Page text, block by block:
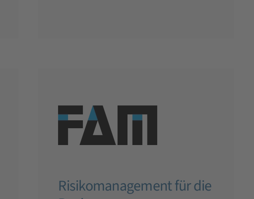
Risikomanagement für die